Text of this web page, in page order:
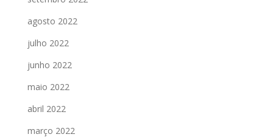
agosto 2022
julho 2022
junho 2022
maio 2022
abril 2022
março 2022